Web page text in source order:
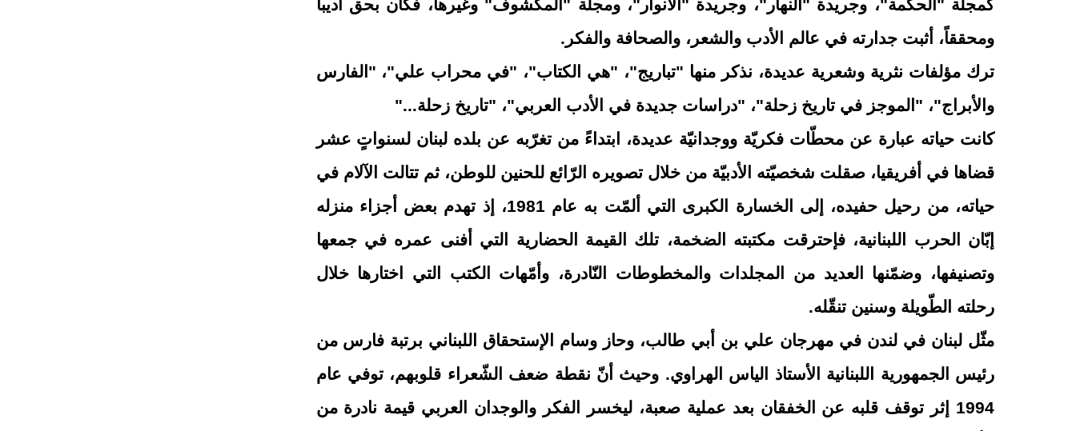
كمجلّة "الحكمة"، وجريدة "النهار"، وجريدة "الأنوار"، ومجلة "المكشوف" وغيرها، فكان بحق أديباً
ومحققاً، أثبت جدارته في عالم الأدب والشعر، والصحافة والفكر.
ترك مؤلفات نثرية وشعرية عديدة، نذكر منها "تباريج"، "هي الكتاب"، "في محراب علي"، "الفارس
والأبراج"، "الموجز في تاريخ زحلة"، "دراسات جديدة في الأدب العربي"، "تاريخ زحلة"...
كانت حياته عبارة عن محطّات فكريّة ووجدانيّة عديدة، ابتداءً من تغرّبه عن بلده لبنان لسنواتٍ عشر
قضاها في أفريقيا، صقلت شخصيّته الأدبيّة من خلال تصويره الرّائع للحنين للوطن، ثم تتالت الآلام في
حياته، من رحيل حفيده، إلى الخسارة الكبرى التي ألمّت به عام 1981، إذ تهدم بعض أجزاء منزله
إبّان الحرب اللبنانية، فإحترقت مكتبته الضخمة، تلك القيمة الحضارية التي أفنى عمره في جمعها
وتصنيفها، وضمّنها العديد من المجلدات والمخطوطات النّادرة، وأمّهات الكتب التي اختارها خلال
رحلته الطّويلة وسنين تنقّله.
مثّل لبنان في لندن في مهرجان علي بن أبي طالب، وحاز وسام الإستحقاق اللبناني برتبة فارس من
رئيس الجمهورية اللبنانية الأستاذ الياس الهراوي. وحيث أنّ نقطة ضعف الشّعراء قلوبهم،توفي عام
1994 إثر توقف قلبه عن الخفقان بعد عملية صعبة، ليخسر الفكر والوجدان العربي قيمة نادرة من